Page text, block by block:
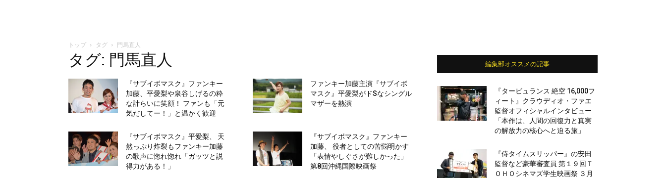
トップ タグ 門馬直人
タグ: 門馬直人
『サブイボマスク』ファンキー
加藤、平愛梨や泉谷しげるの粋
な計らいに笑顔！ ファンも「元
気だしてー！」と温かく歓迎
ファンキー加藤主演『サブイボ
マスク』平愛梨がドSなシングル
マザーを熱演
『サブイボマスク』平愛梨、 天
然っぷり炸裂もファンキー加藤
の歌声に惚れ惚れ「ガッツと説
得力がある！」
『サブイボマスク』ファンキー
加藤、 役者としての苦悩明かす
「表情やしぐさが難しかった」
第8回沖縄国際映画祭
編集部オススメの記事
『タービュランス 絶空 16,000フ
ィート』クラウディオ・ファエ
監督オフィシャルインタビュー
「本作は、人間の回復力と真実
の解放力の核心へと迫る旅」
『侍タイムスリッパー』の安田
監督など豪華審査員 第１９回Ｔ
ＯＨＯシネマズ学生映画祭 ３月